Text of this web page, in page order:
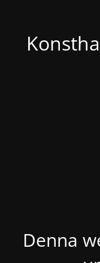
Denna